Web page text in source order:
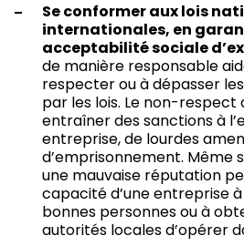
Se conformer aux lois
internationales, en
acceptabilité sociale
de manière responsable
respecter ou à dépasser
par les lois. Le non-respect
entraîner des sanctions à
entreprise, de lourdes
d’emprisonnement. Même
une mauvaise réputation
capacité d’une entreprise
bonnes personnes ou à
autorités locales d’opérer